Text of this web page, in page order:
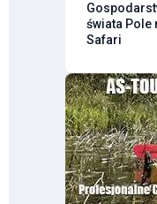
świata Pole
Safari